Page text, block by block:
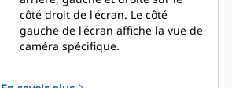
L'écran permet d'effectuer une
configuration et une
personnalisation simples pour
obtenir la meilleure vue possible.​
côté droit de l'écran. Le côté
gauche de l'écran affiche la vue de
caméra spécifique.